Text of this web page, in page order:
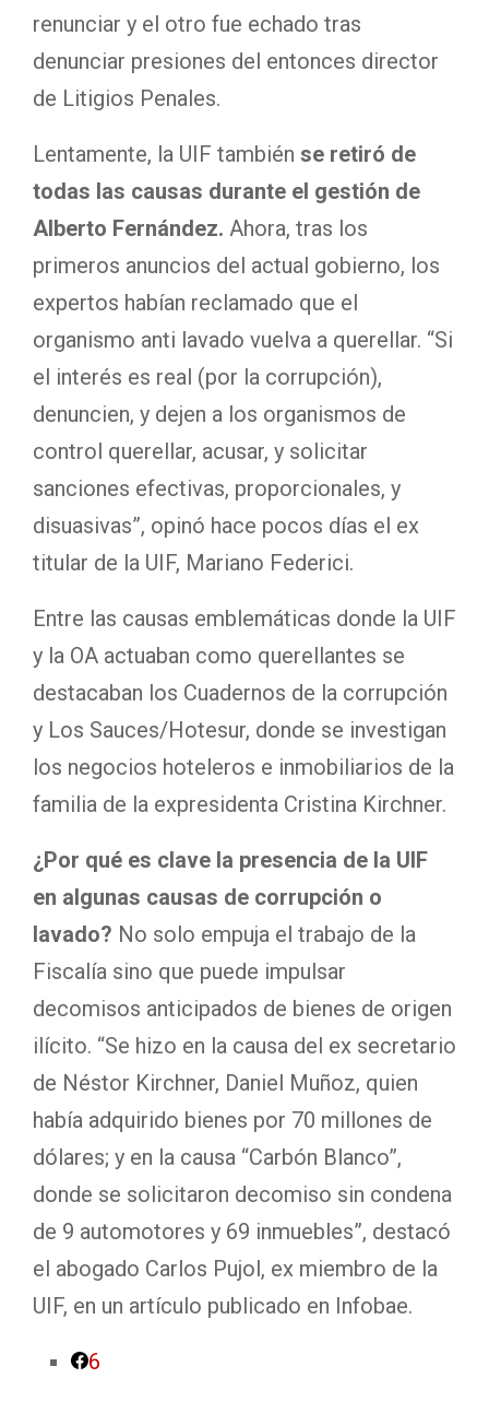
renunciar y el otro fue echado tras
denunciar presiones del entonces director
de Litigios Penales.
Lentamente, la UIF también se retiró de
todas las causas durante el gestión de
Alberto Fernández. Ahora, tras los
primeros anuncios del actual gobierno, los
expertos habían reclamado que el
organismo anti lavado vuelva a querellar. “Si
el interés es real (por la corrupción),
denuncien, y dejen a los organismos de
control querellar, acusar, y solicitar
sanciones efectivas, proporcionales, y
disuasivas”, opinó hace pocos días el ex
titular de la UIF, Mariano Federici.
Entre las causas emblemáticas donde la UIF
y la OA actuaban como querellantes se
destacaban los Cuadernos de la corrupción
y Los Sauces/Hotesur, donde se investigan
los negocios hoteleros e inmobiliarios de la
familia de la expresidenta Cristina Kirchner.
¿Por qué es clave la presencia de la UIF
en algunas causas de corrupción o
lavado? No solo empuja el trabajo de la
Fiscalía sino que puede impulsar
decomisos anticipados de bienes de origen
ilícito. “Se hizo en la causa del ex secretario
de Néstor Kirchner, Daniel Muñoz, quien
había adquirido bienes por 70 millones de
dólares; y en la causa “Carbón Blanco”,
donde se solicitaron decomiso sin condena
de 9 automotores y 69 inmuebles”, destacó
el abogado Carlos Pujol, ex miembro de la
UIF, en un artículo publicado en Infobae.
6